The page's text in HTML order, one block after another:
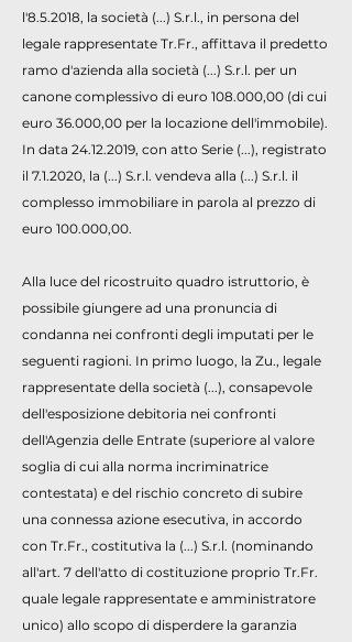
l'8.5.2018, la società (...) S.r.l., in persona del
legale rappresentate Tr.Fr., affittava il predetto
ramo d'azienda alla società (...) S.r.l. per un
canone complessivo di euro 108.000,00 (di cui
euro 36.000,00 per la locazione dell'immobile).
In data 24.12.2019, con atto Serie (...), registrato
il 7.1.2020, la (...) S.r.l. vendeva alla (...) S.r.l. il
complesso immobiliare in parola al prezzo di
euro 100.000,00.
Alla luce del ricostruito quadro istruttorio, è
possibile giungere ad una pronuncia di
condanna nei confronti degli imputati per le
seguenti ragioni. In primo luogo, la Zu., legale
rappresentate della società (...), consapevole
dell'esposizione debitoria nei confronti
dell'Agenzia delle Entrate (superiore al valore
soglia di cui alla norma incriminatrice
contestata) e del rischio concreto di subire
una connessa azione esecutiva, in accordo
con Tr.Fr., costitutiva la (...) S.r.l. (nominando
all'art. 7 dell'atto di costituzione proprio Tr.Fr.
quale legale rappresentate e amministratore
unico) allo scopo di disperdere la garanzia